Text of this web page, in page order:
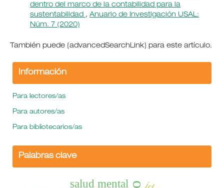
dentro del marco de la contabilidad para la
sustentabilidad , Anuario de Investigación USAL:
Núm. 7 (2020)
También puede {advancedSearchLink} para este artículo.
Información
Para lectores/as
Para autores/as
Para bibliotecarios/as
Palabras clave
salud mental